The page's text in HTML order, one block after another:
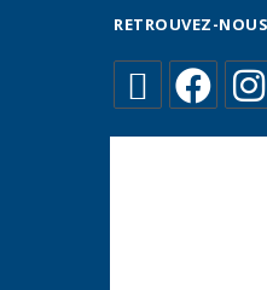
RETROUVEZ-